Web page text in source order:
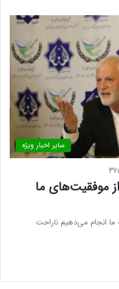
سایر اخبار ویژه
موفقیت‌های ما
انجام می‌دهیم ناراحت